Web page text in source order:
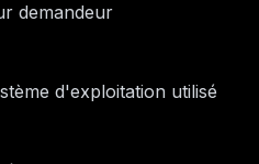
demandeur
d'exploitation utilisé